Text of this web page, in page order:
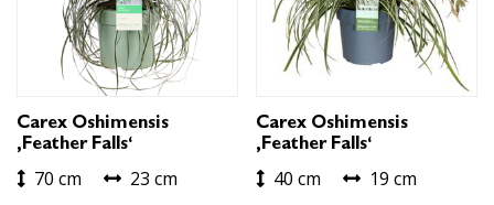
Carex Oshimensis
‚Feather Falls‘
70 cm 23 cm
Carex Oshimensis
‚Feather Falls‘
40 cm 19 cm